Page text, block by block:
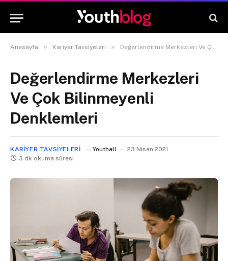
Anasayfa » Kariyer Tavsiyeleri » Değerlendirme Merkezleri Ve Çok Bilinmeyenli Denklemleri
Değerlendirme Merkezleri
Ve Çok Bilinmeyenli
Denklemleri
KARIYER TAVSIYELERI Youthall
23 Nisan 2021
3 dk okuma süresi